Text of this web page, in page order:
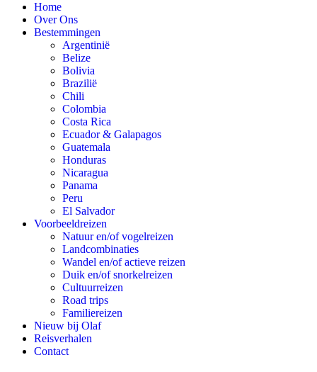
Home
Over Ons
Bestemmingen
Argentinië
Belize
Bolivia
Brazilië
Chili
Colombia
Costa Rica
Ecuador & Galapagos
Guatemala
Honduras
Nicaragua
Panama
Peru
El Salvador
Voorbeeldreizen
Natuur en/of vogelreizen
Landcombinaties
Wandel en/of actieve reizen
Duik en/of snorkelreizen
Cultuurreizen
Road trips
Familiereizen
Nieuw bij Olaf
Reisverhalen
Contact